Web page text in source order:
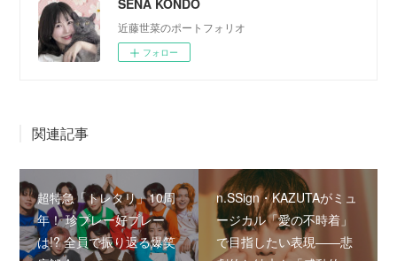
近藤世菜のポートフォリオ
フォロー
関連記事
超特急「トレタリ」10周
年！ 珍プレー好プレー
は!? 全員で振り返る爆笑
n.SSign・KAZUTAがミュ
ージカル「愛の不時着」
で目指したい表現――悲